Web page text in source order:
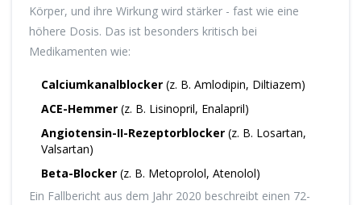
Körper, und ihre Wirkung wird stärker - fast wie eine
höhere Dosis. Das ist besonders kritisch bei
Medikamenten wie:
Calciumkanalblocker (z. B. Amlodipin, Diltiazem)
ACE-Hemmer (z. B. Lisinopril, Enalapril)
Angiotensin-II-Rezeptorblocker (z. B. Losartan,
Valsartan)
Beta-Blocker (z. B. Metoprolol, Atenolol)
Ein Fallbericht aus dem Jahr 2020 beschreibt einen 72-